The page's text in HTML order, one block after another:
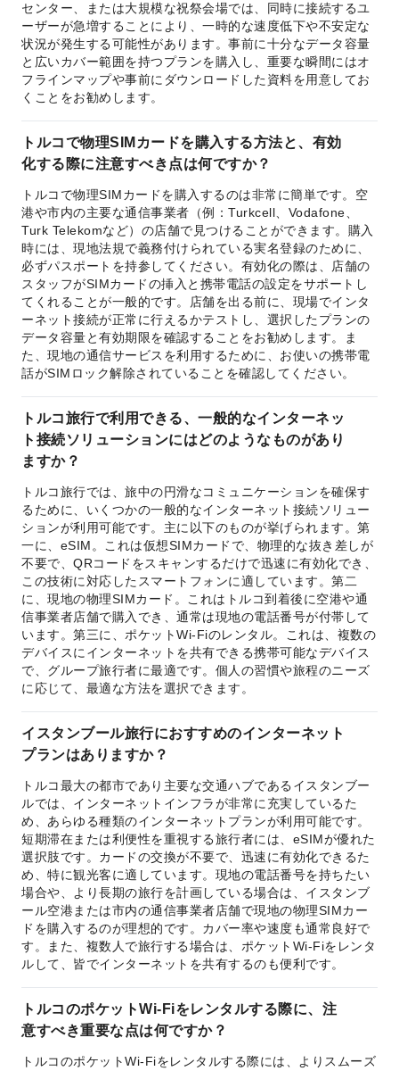
センター、または大規模な祝祭会場では、同時に接続するユ
ーザーが急増することにより、一時的な速度低下や不安定な
状況が発生する可能性があります。事前に十分なデータ容量
と広いカバー範囲を持つプランを購入し、重要な瞬間にはオ
フラインマップや事前にダウンロードした資料を用意してお
くことをお勧めします。
トルコで物理SIMカードを購入する方法と、有効
化する際に注意すべき点は何ですか？
トルコで物理SIMカードを購入するのは非常に簡単です。空
港や市内の主要な通信事業者（例：Turkcell、Vodafone、
Turk Telekomなど）の店舗で見つけることができます。購入
時には、現地法規で義務付けられている実名登録のために、
必ずパスポートを持参してください。有効化の際は、店舗の
スタッフがSIMカードの挿入と携帯電話の設定をサポートし
てくれることが一般的です。店舗を出る前に、現場でインタ
ーネット接続が正常に行えるかテストし、選択したプランの
データ容量と有効期限を確認することをお勧めします。ま
た、現地の通信サービスを利用するために、お使いの携帯電
話がSIMロック解除されていることを確認してください。
トルコ旅行で利用できる、一般的なインターネッ
ト接続ソリューションにはどのようなものがあり
ますか？
トルコ旅行では、旅中の円滑なコミュニケーションを確保す
るために、いくつかの一般的なインターネット接続ソリュー
ションが利用可能です。主に以下のものが挙げられます。第
一に、eSIM。これは仮想SIMカードで、物理的な抜き差しが
不要で、QRコードをスキャンするだけで迅速に有効化でき、
この技術に対応したスマートフォンに適しています。第二
に、現地の物理SIMカード。これはトルコ到着後に空港や通
信事業者店舗で購入でき、通常は現地の電話番号が付帯して
います。第三に、ポケットWi-Fiのレンタル。これは、複数の
デバイスにインターネットを共有できる携帯可能なデバイス
で、グループ旅行者に最適です。個人の習慣や旅程のニーズ
に応じて、最適な方法を選択できます。
イスタンブール旅行におすすめのインターネット
プランはありますか？
トルコ最大の都市であり主要な交通ハブであるイスタンブー
ルでは、インターネットインフラが非常に充実しているた
め、あらゆる種類のインターネットプランが利用可能です。
短期滞在または利便性を重視する旅行者には、eSIMが優れた
選択肢です。カードの交換が不要で、迅速に有効化できるた
め、特に観光客に適しています。現地の電話番号を持ちたい
場合や、より長期の旅行を計画している場合は、イスタンブ
ール空港または市内の通信事業者店舗で現地の物理SIMカー
ドを購入するのが理想的です。カバー率や速度も通常良好で
す。また、複数人で旅行する場合は、ポケットWi-Fiをレンタ
ルして、皆でインターネットを共有するのも便利です。
トルコのポケットWi-Fiをレンタルする際に、注
意すべき重要な点は何ですか？
トルコのポケットWi-Fiをレンタルする際には、よりスムーズ